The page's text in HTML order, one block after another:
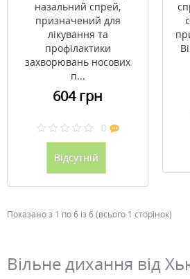
назальний спрей,
призначений для
лікування та
профілактики
захворювань носових
п...
604 грн
0
Відсутній
Показано з 1 по 6 із 6 (всього 1 сторінок)
Вільне дихання від